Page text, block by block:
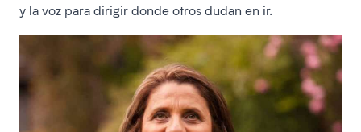
y la voz para dirigir donde otros dudan en ir.